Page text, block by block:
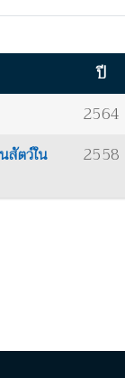
ปี
2564
สัตว์ใน
2558